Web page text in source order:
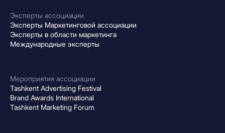
Эксперты ассоциации
Эксперты Маркетинговой ассоциации
Эксперты в области маркетинга
Международные эксперты
Мероприятия ассоциации
Tashkent Advertising Festival
Brand Awards International
Tashkent Marketing Forum